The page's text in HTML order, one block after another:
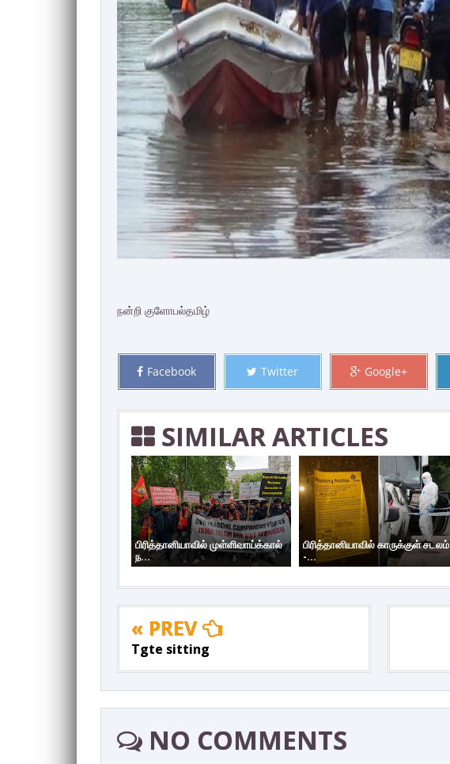
நன்றி குளோபல்தமிழ்
Facebook Twitter Google+
SIMILAR ARTICLES
பிரித்தானியாவில் முள்ளிவாய்க்கால்
ந...
பிரித்தானியாவில் காருக்குள் சடலம்
-...
« PREV
Tgte sitting
NO COMMENTS